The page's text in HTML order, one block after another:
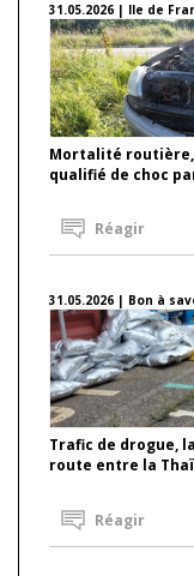
31.05.2026 | Ile de
Mortalité routière,
qualifié de choc
Réagir
31.05.2026 | Bon à
Trafic de drogue,
route entre la
Réagir